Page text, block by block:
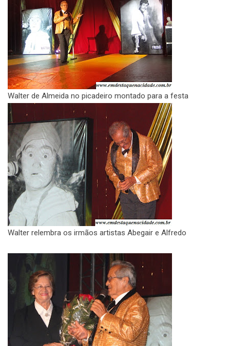
Walter de Almeida no picadeiro montado para a festa
Walter relembra os irmãos artistas Abegair e Alfredo